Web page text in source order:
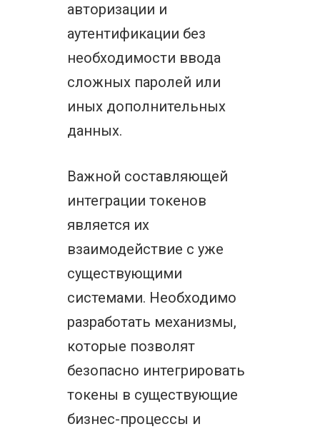
авторизации и
аутентификации без
необходимости ввода
сложных паролей или
иных дополнительных
данных.
Важной составляющей
интеграции токенов
является их
взаимодействие с уже
существующими
системами. Необходимо
разработать механизмы,
которые позволят
безопасно интегрировать
токены в существующие
бизнес-процессы и